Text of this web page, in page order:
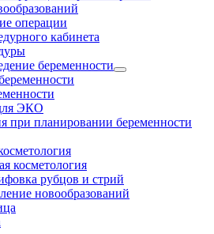
операции
кабинета
беременности
ЭКО
при планировании беременности
косметология
рубцов и стрий
новообразований